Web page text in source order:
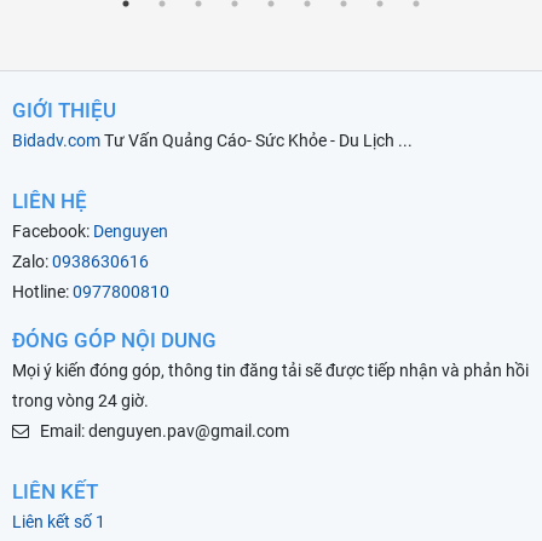
GIỚI THIỆU
Bidadv.comTư Vấn Quảng Cáo- Sức Khỏe - Du Lịch ...
LIÊN HỆ
Facebook: Denguyen
Zalo:0938630616
Hotline:0977800810
ĐÓNG GÓP NỘI DUNG
Mọi ý kiến đóng góp, thông tin đăng tải sẽ được tiếp nhận và phản hồi
trong vòng 24 giờ.
Email: denguyen.pav@gmail.com
LIÊN KẾT
Liên kết số 1